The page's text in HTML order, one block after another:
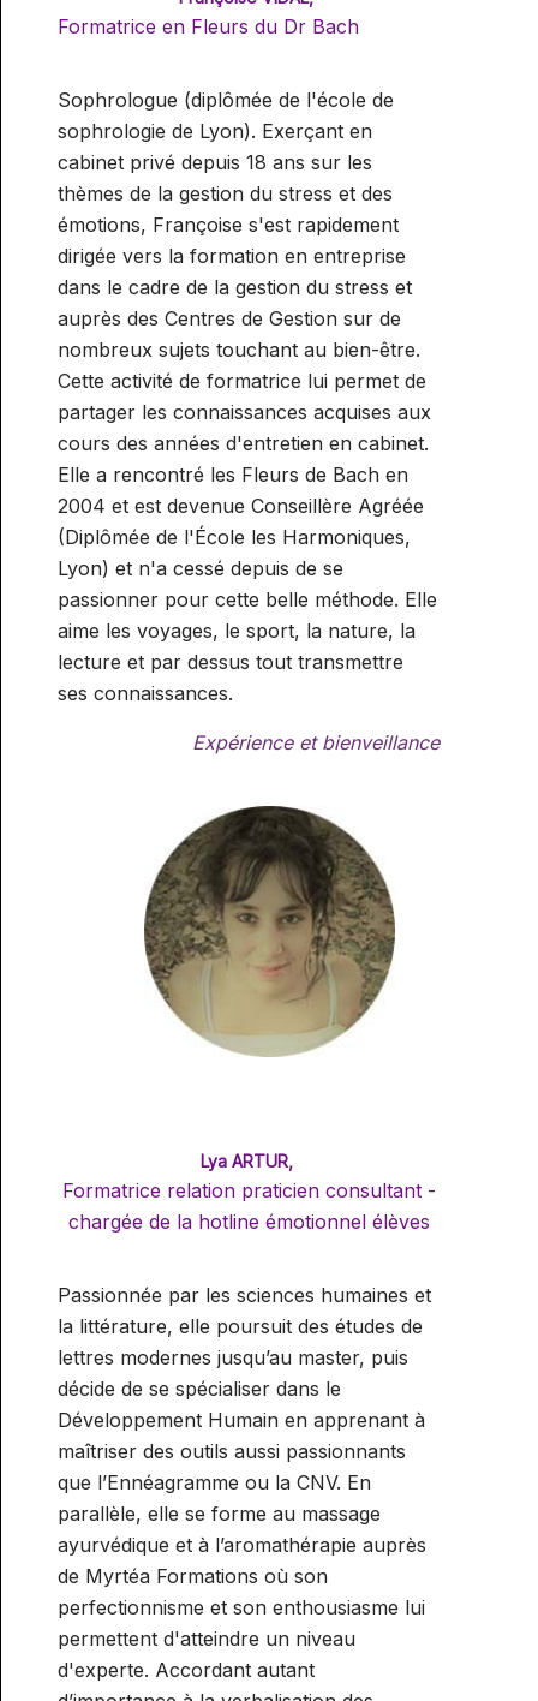
Formatrice en Fleurs du Dr Bach
Sophrologue (diplômée de l'école de
sophrologie de Lyon). Exerçant en
cabinet privé depuis 18 ans sur les
thèmes de la gestion du stress et des
émotions, Françoise s'est rapidement
dirigée vers la formation en entreprise
dans le cadre de la gestion du stress et
auprès des Centres de Gestion sur de
nombreux sujets touchant au bien-être.
Cette activité de formatrice lui permet de
partager les connaissances acquises aux
cours des années d'entretien en cabinet.
Elle a rencontré les Fleurs de Bach en
2004 et est devenue Conseillère Agréée
(Diplômée de l'École les Harmoniques,
Lyon) et n'a cessé depuis de se
passionner pour cette belle méthode. Elle
aime les voyages, le sport, la nature, la
lecture et par dessus tout transmettre
ses connaissances.
Expérience et bienveillance
Lya ARTUR,
Formatrice relation praticien consultant -
chargée de la hotline émotionnel élèves
Passionnée par les sciences humaines et
la littérature, elle poursuit des études de
lettres modernes jusqu’au master, puis
décide de se spécialiser dans le
Développement Humain en apprenant à
maîtriser des outils aussi passionnants
que l’Ennéagramme ou la CNV. En
parallèle, elle se forme au massage
ayurvédique et à l’aromathérapie auprès
de Myrtéa Formations où son
perfectionnisme et son enthousiasme lui
permettent d'atteindre un niveau
d'experte. Accordant autant